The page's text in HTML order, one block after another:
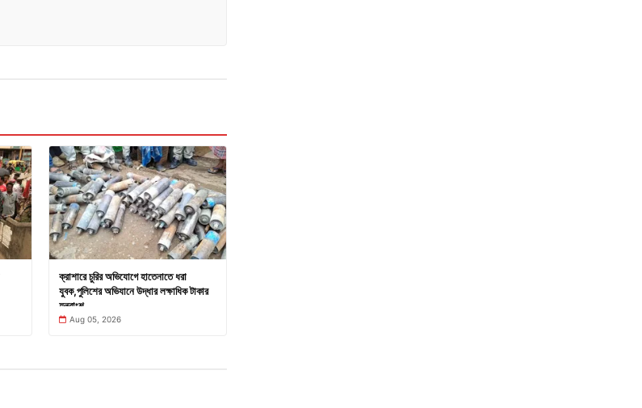
ক্রাশারে চুরির অভিযোগে হাতেনাতে ধরা
যুবক,পুলিশের অভিযানে উদ্ধার লক্ষাধিক টাকার
যন্ত্রাংশ
Aug 05, 2026